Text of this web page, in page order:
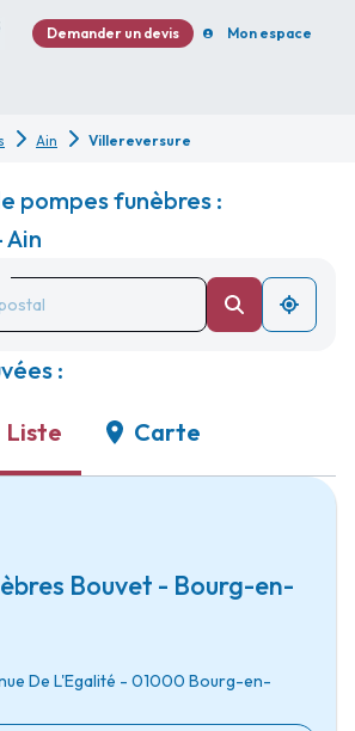
Demander un devis Mon espace
Ain Villereversure
pompes funèbres :
Ain
:
Liste Carte
Bouvet - Bourg-en-
De L'Egalité - 01000 Bourg-en-